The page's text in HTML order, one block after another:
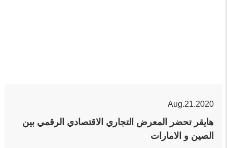
Aug.21.2020
هايقر تحضر المعرض التجاري الاقتصادي الرقمي بين
الصين و الامارات